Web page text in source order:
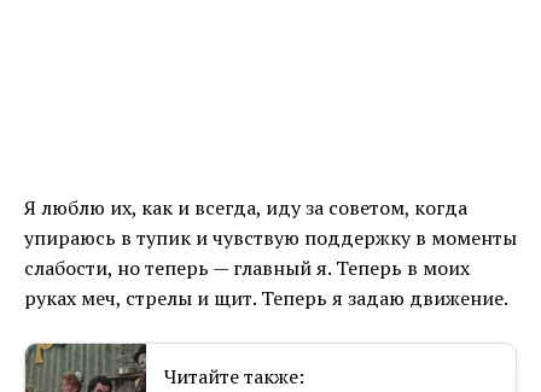
Я люблю их, как и всегда, иду за советом, когда
упираюсь в тупик и чувствую поддержку в моменты
слабости, но теперь — главный я. Теперь в моих
руках меч, стрелы и щит. Теперь я задаю движение.
Читайте также: